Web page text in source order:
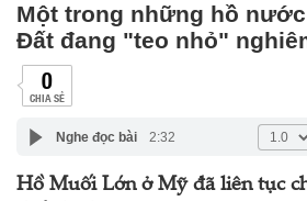
Một trong những hồ
Đất đang "teo nhỏ"
0
CHIA SẺ
Nghe đọc bài 2:32
Hồ Muối Lớn ở Mỹ đã liên tục